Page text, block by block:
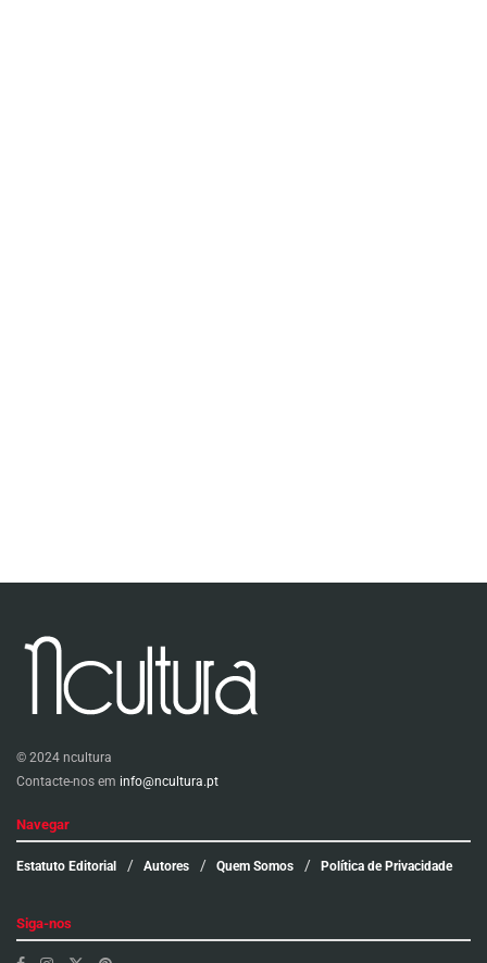
© 2024 ncultura
Contacte-nos em info@ncultura.pt
Navegar
Estatuto Editorial Autores Quem Somos Política de Privacidade
Siga-nos